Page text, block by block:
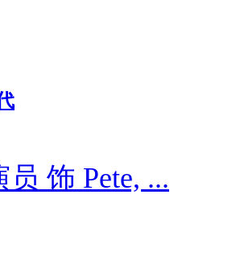
员 饰 Pete, ...